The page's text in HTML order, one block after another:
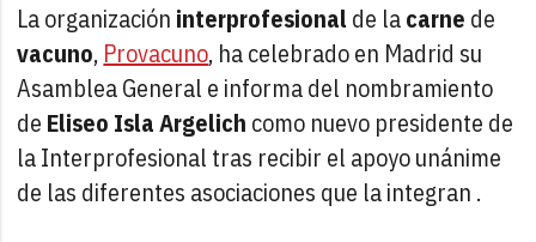
La organización interprofesionalde lacarne de
vacuno, Provacuno, ha celebrado en Madrid su
Asamblea General e informa del nombramiento
de Eliseo Isla Argelich como nuevo presidente de
la Interprofesional tras recibir el apoyo unánime
de las diferentes asociaciones que la integran .